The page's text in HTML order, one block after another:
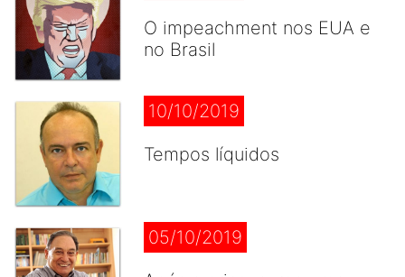
O impeachment nos EUA e
no Brasil
10/10/2019
Tempos líquidos
05/10/2019